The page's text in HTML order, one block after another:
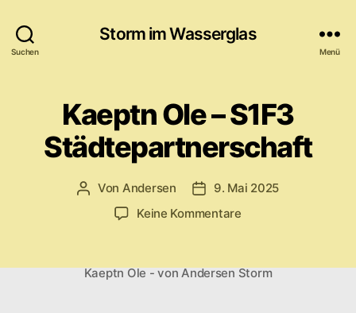
Suchen
Storm im Wasserglas
Menü
Kaeptn Ole – S1F3
Städtepartnerschaft
Beitragsautor
Von Andersen Veröffentlichungsdatum
9. Mai 2025
Keine Kommentarezu
–
S1F3
Kaeptn Ole - von Andersen Storm